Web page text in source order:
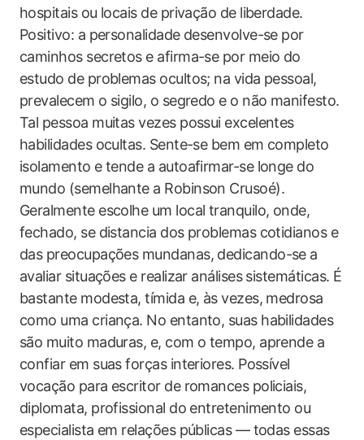
hospitais ou locais de privação de liberdade.
Positivo: a personalidade desenvolve-se por
caminhos secretos e afirma-se por meio do
estudo de problemas ocultos; na vida pessoal,
prevalecem o sigilo, o segredo e o não manifesto.
Tal pessoa muitas vezes possui excelentes
habilidades ocultas. Sente-se bem em completo
isolamento e tende a autoafirmar-se longe do
mundo (semelhante a Robinson Crusoé).
Geralmente escolhe um local tranquilo, onde,
fechado, se distancia dos problemas cotidianos e
das preocupações mundanas, dedicando-se a
avaliar situações e realizar análises sistemáticas. É
bastante modesta, tímida e, às vezes, medrosa
como uma criança. No entanto, suas habilidades
são muito maduras, e, com o tempo, aprende a
confiar em suas forças interiores. Possível
vocação para escritor de romances policiais,
diplomata, profissional do entretenimento ou
especialista em relações públicas — todas essas